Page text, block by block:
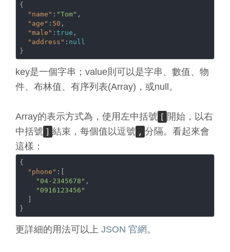
{
"name" : "Tom" ,
"age" : 50 ,
"male" : true ,
"address" : null
}
key是一個字串；value則可以是字串、數值、物
件、布林值、有序列表(Array)，或null。
Array的表示方式為，使用左中括號 [ 開始，以右
中括號 ] 結束，每個值以逗號 , 分隔。看起來會
這樣：
{
"phone" :[
"04-2345678" ,
"0916123456"
}
更詳細的用法可以上 JSON 官網。